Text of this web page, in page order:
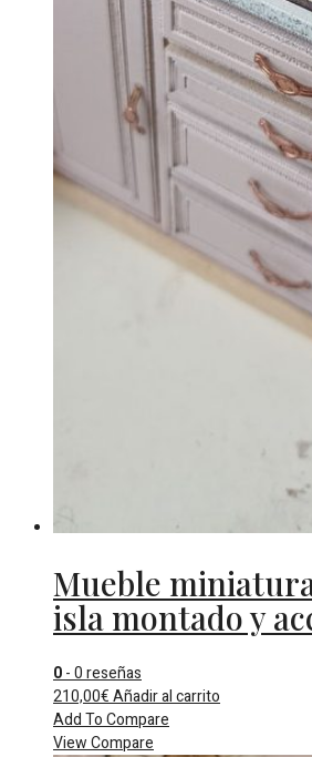
Mueble
isla montado y
0- 0 reseñas
210,00€Añadir al carrito
Add To Compare
View Compare